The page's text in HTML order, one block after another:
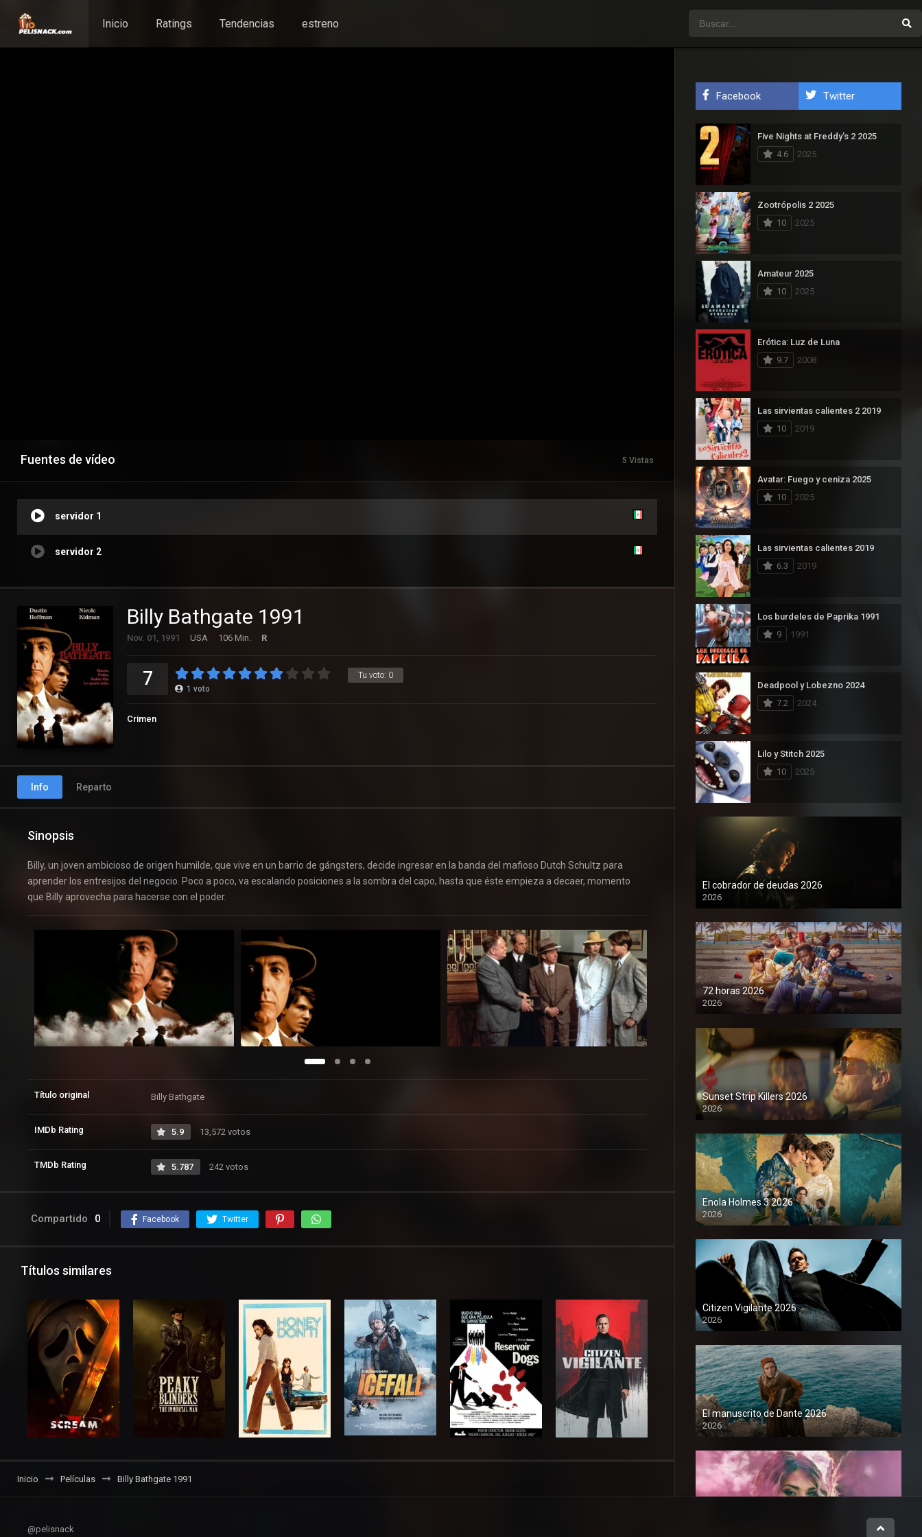
Inicio Ratings Tendencias estreno
Fuentes de vídeo 5 Vistas
servidor 1
servidor 2
Billy Bathgate 1991
Nov. 01, 1991 USA 106 Min. R
Tu voto: 0
7 1 voto
Crimen
Info Reparto
Sinopsis
Billy, un joven ambicioso de origen humilde, que vive en un barrio de gángsters, decide ingresar en la banda del mafioso Dutch Schultz para
aprender los entresijos del negocio. Poco a poco, va escalando posiciones a la sombra del capo, hasta que éste empieza a decaer, momento
que Billy aprovecha para hacerse con el poder.
Título original Billy Bathgate
IMDb Rating 5.9 13,572 votos
TMDb Rating 5.787 242 votos
Compartido 0 Facebook Twitter
Títulos similares
Inicio Películas Billy Bathgate 1991
Facebook Twitter
Five Nights at Freddy’s 2 2025
4.6
2025
Zootrópolis 2 2025
10
2025
Amateur 2025
10
2025
Erótica: Luz de Luna
9.7
2008
Las sirvientas calientes 2 2019
10
2019
Avatar: Fuego y ceniza 2025
10
2025
Las sirvientas calientes 2019
6.3
2019
Los burdeles de Paprika 1991
9
1991
Deadpool y Lobezno 2024
7.2
2024
Lilo y Stitch 2025
10
2025
El cobrador de deudas 2026
2026
1080P
72 horas 2026
2026
1080P
Sunset Strip Killers 2026
2026
1080P
Enola Holmes 3 2026
2026
1080P
Citizen Vigilante 2026
2026
1080P
El manuscrito de Dante 2026
2026
1080P
@pelisnack